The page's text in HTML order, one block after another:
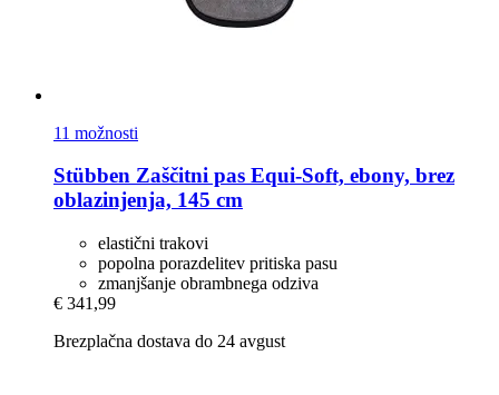
11 možnosti
Stübben Zaščitni pas Equi-​Soft, ebony, brez
oblazinjenja, 145 cm
elastični trakovi
popolna porazdelitev pritiska pasu
zmanjšanje obrambnega odziva
€ 341,99
Brezplačna dostava do 24 avgust